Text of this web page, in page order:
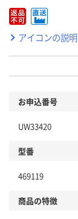
アイコンの説明
お申込番号
UW33420
型番
469119
商品の特徴